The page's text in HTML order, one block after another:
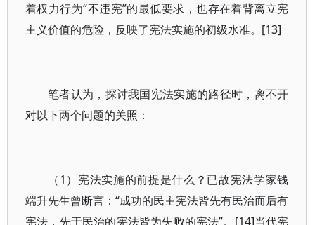
着权力行为“不违宪”的最低要求，也存在着背离立宪
主义价值的危险，反映了宪法实施的初级水准。[13]
笔者认为，探讨我国宪法实施的路径时，离不开
对以下两个问题的关照：
（1）宪法实施的前提是什么？已故宪法学家钱
端升先生曾断言：“成功的民主宪法皆先有民治而后有
宪法，先于民治的宪法皆为失败的宪法”。[14]当代宪